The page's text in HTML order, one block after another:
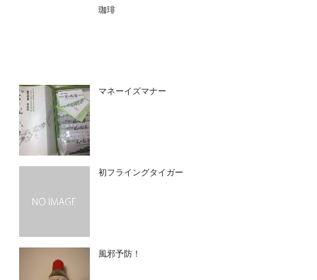
珈琲
マネーイズマナー
初フライングタイガー
風邪予防！